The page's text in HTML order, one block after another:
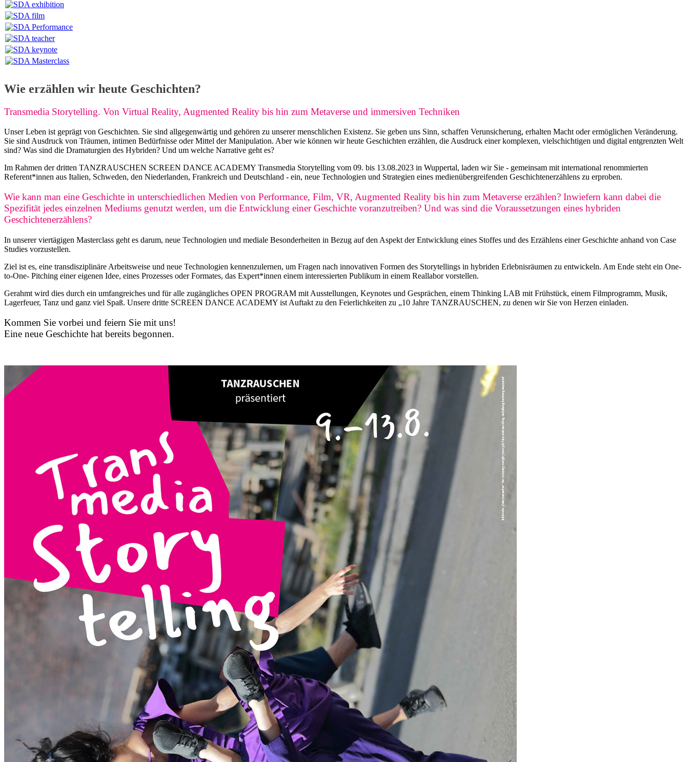
Wie erzählen wir heute Geschichten?
Transmedia Storytelling. Von Virtual Reality, Augmented Reality bis hin zum Metaverse und immersiven Techniken
Unser Leben ist geprägt von Geschichten. Sie sind allgegenwärtig und gehören zu unserer menschlichen Existenz. Sie geben uns Sinn, schaffen Verunsicherung, erhalten Macht oder ermöglichen Veränderung.
Sie sind Ausdruck von Träumen, intimen Bedürfnisse oder Mittel der Manipulation. Aber wie können wir heute Geschichten erzählen, die Ausdruck einer komplexen, vielschichtigen und digital entgrenzten Welt
sind? Was sind die Dramaturgien des Hybriden? Und um welche Narrative geht es?
Im Rahmen der dritten TANZRAUSCHEN SCREEN DANCE ACADEMY Transmedia Storytelling vom 09. bis 13.08.2023 in Wuppertal, laden wir Sie - gemeinsam mit international renommierten
Referent*innen aus Italien, Schweden, den Niederlanden, Frankreich und Deutschland - ein, neue Technologien und Strategien eines medienübergreifenden Geschichtenerzählens zu erproben.
Wie kann man eine Geschichte in unterschiedlichen Medien von Performance, Film, VR, Augmented Reality bis hin zum Metaverse erzählen? Inwiefern kann dabei die
Spezifität jedes einzelnen Mediums genutzt werden, um die Entwicklung einer Geschichte voranzutreiben? Und was sind die Voraussetzungen eines hybriden
Geschichtenerzählens?
In unserer viertägigen Masterclass geht es darum, neue Technologien und mediale Besonderheiten in Bezug auf den Aspekt der Entwicklung eines Stoffes und des Erzählens einer Geschichte anhand von Case
Studies vorzustellen.
Ziel ist es, eine transdisziplinäre Arbeitsweise und neue Technologien kennenzulernen, um Fragen nach innovativen Formen des Storytellings in hybriden Erlebnisräumen zu entwickeln. Am Ende steht ein One-
to-One- Pitching einer eigenen Idee, eines Prozesses oder Formates, das Expert*innen einem interessierten Publikum in einem Reallabor vorstellen.
Gerahmt wird dies durch ein umfangreiches und für alle zugängliches OPEN PROGRAM mit Ausstellungen, Keynotes und Gesprächen, einem Thinking LAB mit Frühstück, einem Filmprogramm, Musik,
Lagerfeuer, Tanz und ganz viel Spaß. Unsere dritte SCREEN DANCE ACADEMY ist Auftakt zu den Feierlichkeiten zu „10 Jahre TANZRAUSCHEN, zu denen wir Sie von Herzen einladen.
Kommen Sie vorbei und feiern Sie mit uns!
Eine neue Geschichte hat bereits begonnen.